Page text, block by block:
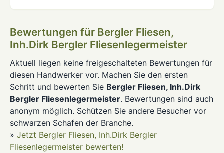
Bewertungen für Bergler Fliesen,
Inh.Dirk Bergler Fliesenlegermeister
Aktuell liegen keine freigeschalteten Bewertungen für
diesen Handwerker vor. Machen Sie den ersten
Schritt und bewerten Sie Bergler Fliesen, Inh.Dirk
Bergler Fliesenlegermeister. Bewertungen sind auch
anonym möglich. Schützen Sie andere Besucher vor
schwarzen Schafen der Branche.
» Jetzt Bergler Fliesen, Inh.Dirk Bergler
Fliesenlegermeister bewerten!